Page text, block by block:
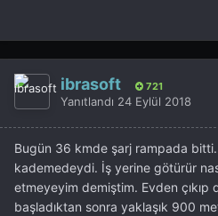
ibrasoft 721
Yanıtlandı 24 Eylül 2018
Bugün 36 kmde şarj rampada
kademedeydi. İş yerine götürür
etmeyeyim demiştim. Evden çıkıp
başladıktan sonra yaklaşık 900